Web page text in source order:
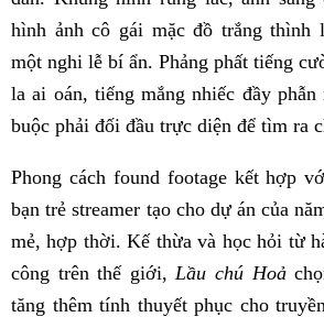
hình ảnh cô gái mặc đồ trắng thình
một nghi lễ bí ẩn. Phảng phất tiếng
la ai oán, tiếng mắng nhiếc đầy phẫn
buộc phải đối đầu trực diện để tìm ra
Phong cách found footage kết hợp
bạn trẻ streamer tạo cho dự án của
mẻ, hợp thời. Kế thừa và học hỏi từ
công trên thế giới, Lầu chú Hoả
tăng thêm tính thuyết phục cho